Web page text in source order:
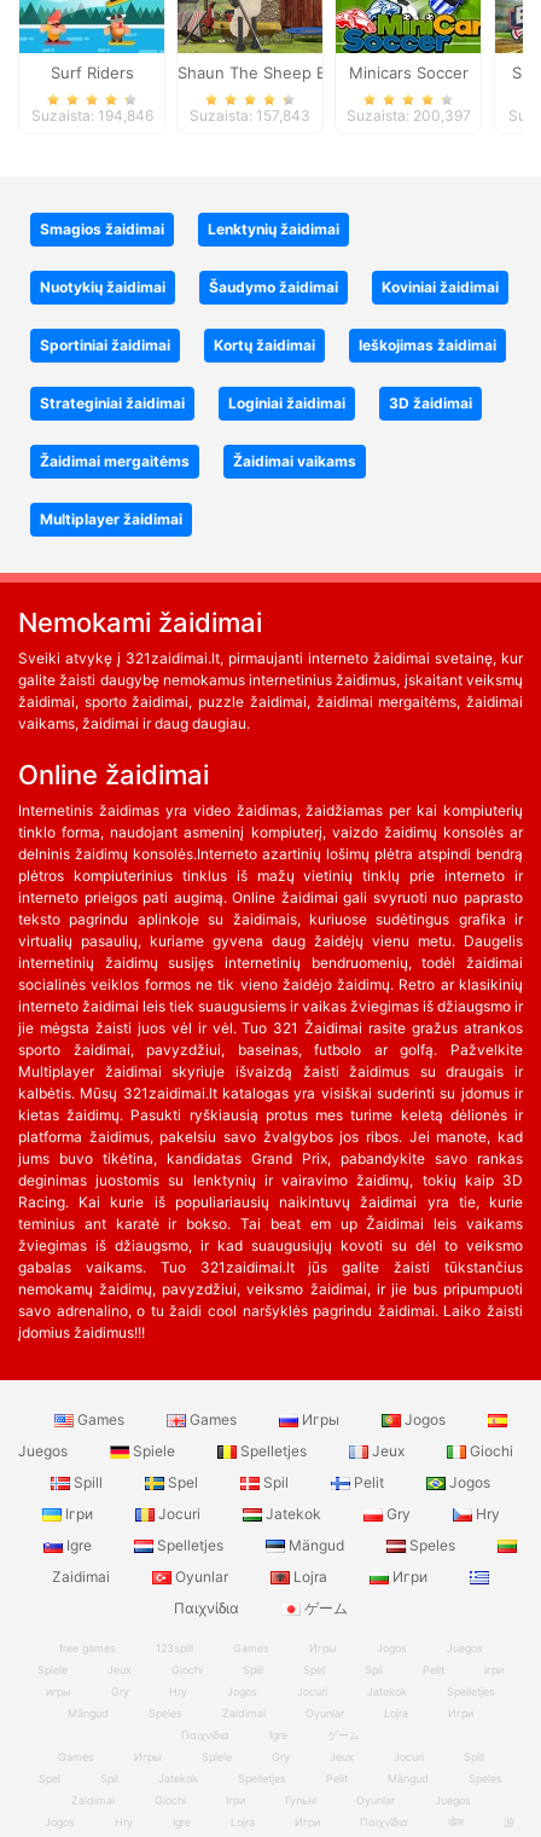
Surf Riders
Suzaista: 194,846
Shaun The Sheep Baahmy Golf
Suzaista: 157,843
Minicars Soccer
Suzaista: 200,397
Smagios žaidimai Lenktynių žaidimai
Nuotykių žaidimai Šaudymo žaidimai Koviniai žaidimai
Sportiniai žaidimai Kortų žaidimai Ieškojimas žaidimai
Strateginiai žaidimai Loginiai žaidimai 3D žaidimai
Žaidimai mergaitėms Žaidimai vaikams
Multiplayer žaidimai
Nemokami žaidimai
Sveiki atvykę į 321zaidimai.lt, pirmaujanti interneto žaidimai svetainę, kur
galite žaisti daugybę nemokamus internetinius žaidimus, įskaitant veiksmų
žaidimai, sporto žaidimai, puzzle žaidimai, žaidimai mergaitėms, žaidimai
vaikams, žaidimai ir daug daugiau.
Online žaidimai
Internetinis žaidimas yra video žaidimas, žaidžiamas per kai kompiuterių
tinklo forma, naudojant asmeninį kompiuterį, vaizdo žaidimų konsolės ar
delninis žaidimų konsolės.Interneto azartinių lošimų plėtra atspindi bendrą
plėtros kompiuterinius tinklus iš mažų vietinių tinklų prie interneto ir
interneto prieigos pati augimą. Online žaidimai gali svyruoti nuo paprasto
teksto pagrindu aplinkoje su žaidimais, kuriuose sudėtingus grafika ir
virtualių pasaulių, kuriame gyvena daug žaidėjų vienu metu. Daugelis
internetinių žaidimų susijęs internetinių bendruomenių, todėl žaidimai
socialinės veiklos formos ne tik vieno žaidėjo žaidimų. Retro ar klasikinių
interneto žaidimai leis tiek suaugusiems ir vaikas žviegimas iš džiaugsmo ir
jie mėgsta žaisti juos vėl ir vėl. Tuo 321 Žaidimai rasite gražus atrankos
sporto žaidimai, pavyzdžiui, baseinas, futbolo ar golfą. Pažvelkite
Multiplayer žaidimai skyriuje išvaizdą žaisti žaidimus su draugais ir
kalbėtis. Mūsų 321zaidimai.lt katalogas yra visiškai suderinti su įdomus ir
kietas žaidimų. Pasukti ryškiausią protus mes turime keletą dėlionės ir
platforma žaidimus, pakelsiu savo žvalgybos jos ribos. Jei manote, kad
jums buvo tikėtina, kandidatas Grand Prix, pabandykite savo rankas
deginimas juostomis su lenktynių ir vairavimo žaidimų, tokių kaip 3D
Racing. Kai kurie iš populiariausių naikintuvų žaidimai yra tie, kurie
teminius ant karatė ir bokso. Tai beat em up Žaidimai leis vaikams
žviegimas iš džiaugsmo, ir kad suaugusiųjų kovoti su dėl to veiksmo
gabalas vaikams. Tuo 321zaidimai.lt jūs galite žaisti tūkstančius
nemokamų žaidimų, pavyzdžiui, veiksmo žaidimai, ir jie bus pripumpuoti
savo adrenalino, o tu žaidi cool naršyklės pagrindu žaidimai. Laiko žaisti
įdomius žaidimus!!!
Games Games Игры
Jogos
Juegos
Spiele Spelletjes Jeux
Giochi
Spill
Spel Spil Pelit
Jogos
Ігри
Jocuri Jatekok Gry
Hry
Igre
Spelletjes Mängud
Speles
Zaidimai
Oyunlar Lojra
Игри
Παιχνίδια
ゲーム
free games 123spill Games Игры Jogos
Juegos
Spiele
Jeux Giochi Spill Spel Spil Pelit
Ігри
игры
Gry Hry Jogos Jocuri Jatekok
Spelletjes
Mängud
Speles Zaidimai Oyunlar Lojra
Игри
Παιχνίδια
Igre
ゲーム
Games
Игры Spiele Gry Jeux Jocuri
Spill
Spel
Spil Jatekok Spelletjes Pelit Mängud
Speles
Zaidimai
Giochi Ігри Гульні Oyunlar
Juegos
Jogos
Hry Igre Lojra Игри Παιχνίδια खेल 游